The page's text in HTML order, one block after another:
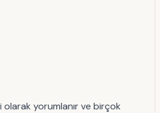
olarak yorumlanır ve birçok